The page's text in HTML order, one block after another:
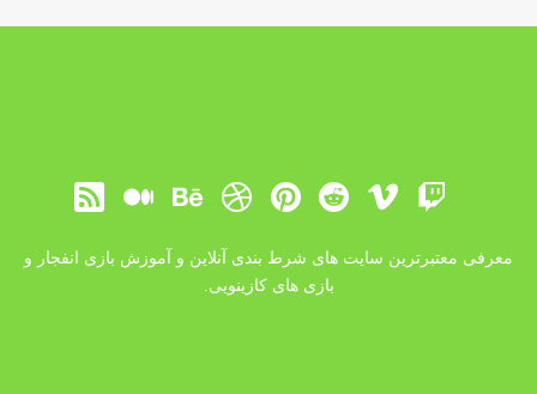
معرفی معتبرترین سایت های شرط بندی آنلاین و آموزش بازی انفجار و
بازی های کازینویی.